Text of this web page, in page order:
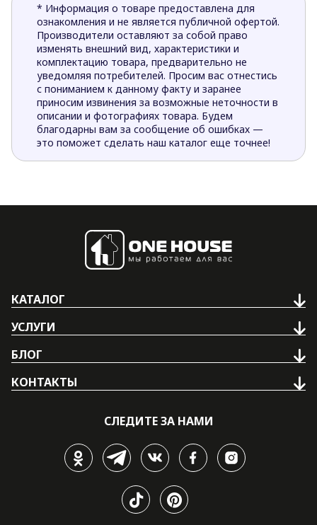
* Информация о товаре предоставлена для
ознакомления и не является публичной офертой.
Производители оставляют за собой право
изменять внешний вид, характеристики и
комплектацию товара, предварительно не
уведомляя потребителей. Просим вас отнестись
с пониманием к данному факту и заранее
приносим извинения за возможные неточности в
описании и фотографиях товара. Будем
благодарны вам за сообщение об ошибках —
это поможет сделать наш каталог еще точнее!
КАТАЛОГ
УСЛУГИ
БЛОГ
КОНТАКТЫ
СЛЕДИТЕ ЗА НАМИ